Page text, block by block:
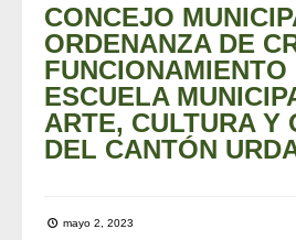
CONCEJO
ORDENANZA DE
FUNCIONAMIENTO
ESCUELA
ARTE, CULTURA Y
DEL CANTÓN
mayo 2, 2023